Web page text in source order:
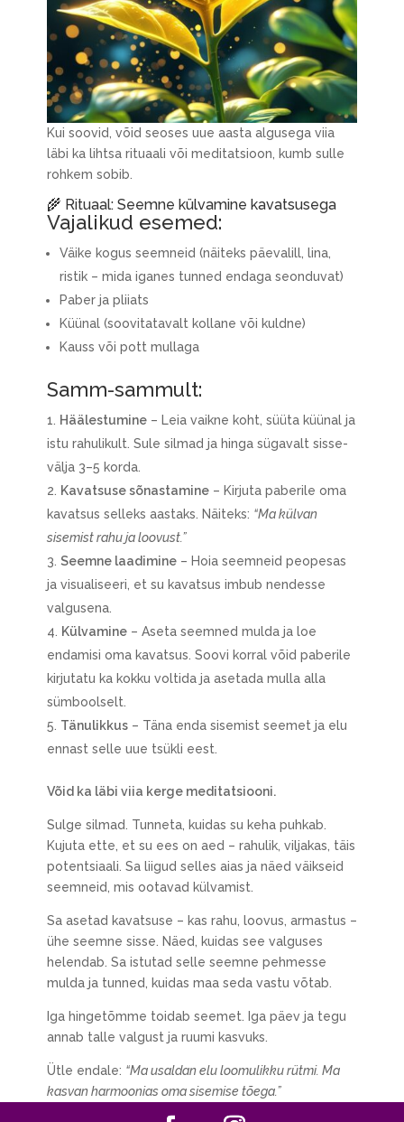
Kui soovid, võid seoses uue aasta algusega viia
läbi ka lihtsa rituaali või meditatsioon, kumb sulle
rohkem sobib.
🌾 Rituaal: Seemne külvamine kavatsusega
Vajalikud esemed:
Väike kogus seemneid (näiteks päevalill, lina,
ristik – mida iganes tunned endaga seonduvat)
Paber ja pliiats
Küünal (soovitatavalt kollane või kuldne)
Kauss või pott mullaga
Samm-sammult:
Häälestumine– Leia vaikne koht, süüta küünal ja
istu rahulikult. Sule silmad ja hinga sügavalt sisse-
välja 3–5 korda.
Kavatsuse sõnastamine– Kirjuta paberile oma
kavatsus selleks aastaks. Näiteks: “Ma külvan
sisemist rahu ja loovust.”
Seemne laadimine– Hoia seemneid peopesas
ja visualiseeri, et su kavatsus imbub nendesse
valgusena.
Külvamine– Aseta seemned mulda ja loe
endamisi oma kavatsus. Soovi korral võid paberile
kirjutatu ka kokku voltida ja asetada mulla alla
sümboolselt.
Tänulikkus– Täna enda sisemist seemet ja elu
ennast selle uue tsükli eest.
Võid ka läbi viia kerge meditatsiooni.
Sulge silmad. Tunneta, kuidas su keha puhkab.
Kujuta ette, et su ees on aed – rahulik, viljakas, täis
potentsiaali. Sa liigud selles aias ja näed väikseid
seemneid, mis ootavad külvamist.
Sa asetad kavatsuse – kas rahu, loovus, armastus –
ühe seemne sisse. Näed, kuidas see valguses
helendab. Sa istutad selle seemne pehmesse
mulda ja tunned, kuidas maa seda vastu võtab.
Iga hingetõmme toidab seemet. Iga päev ja tegu
annab talle valgust ja ruumi kasvuks.
Ütle endale: “Ma usaldan elu loomulikku rütmi. Ma
kasvan harmoonias oma sisemise tõega.”